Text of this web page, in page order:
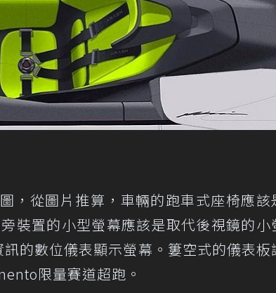
，從圖片推算，車輛的跑車式座椅應該
裝置的小型螢幕應該是取代後視鏡的小
的數位儀表顯示螢幕。簍空式的儀表板
限量賽道超跑。